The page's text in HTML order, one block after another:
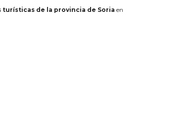
turísticas de la provincia de Soria en